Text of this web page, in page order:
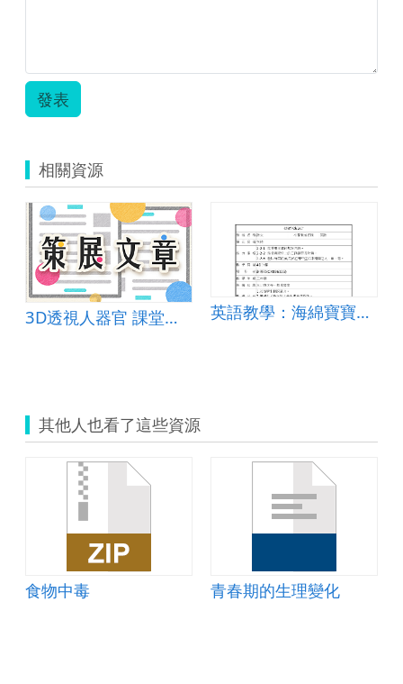
發表
相關資源
3D透視人器官 課堂教學好幫手
英語教學：海綿寶寶穿新衣
其他人也看了這些資源
食物中毒 青春期的生理變化